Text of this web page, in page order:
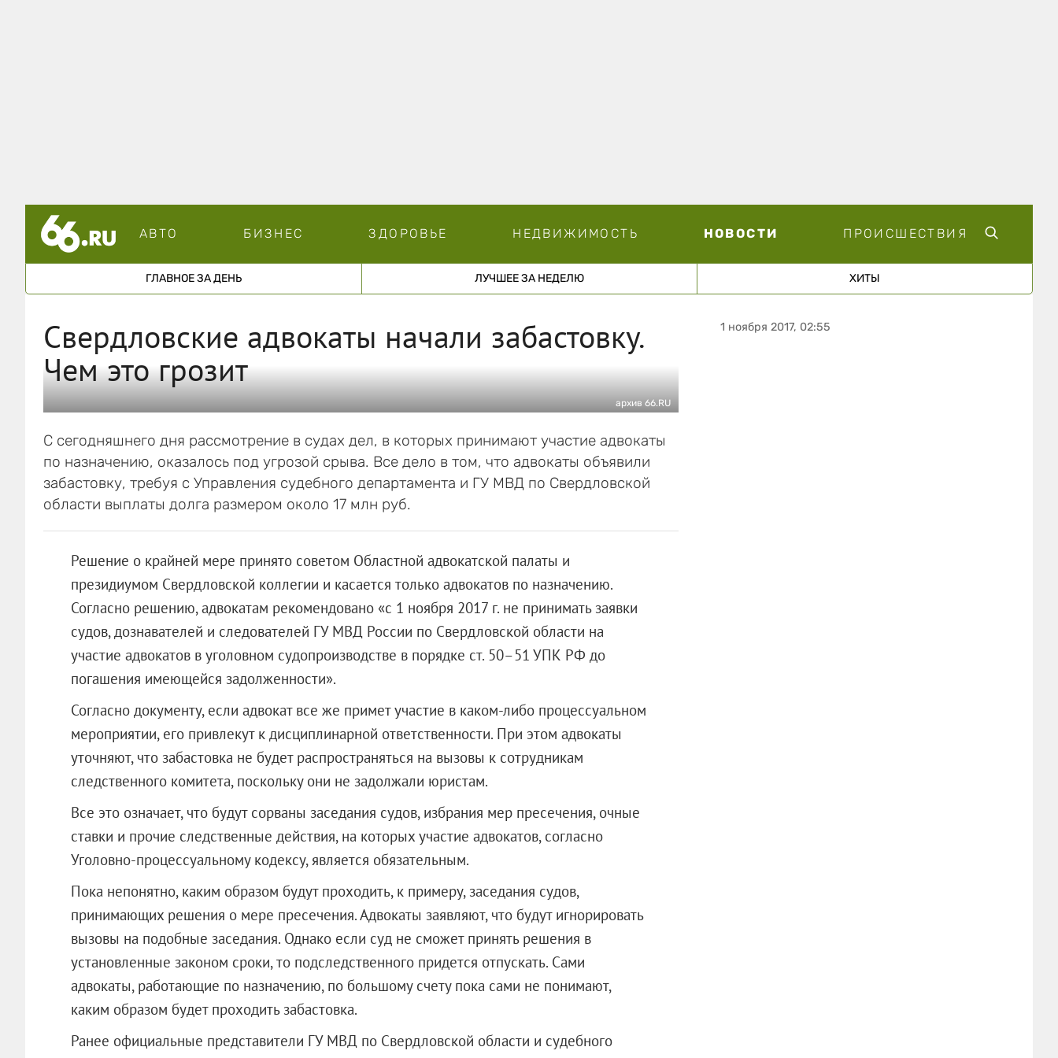
АВТО БИЗНЕС ЗДОРОВЬЕ НЕДВИЖИМОСТЬ НОВОСТИ ПРОИСШЕСТВИЯ
ГЛАВНОЕ ЗА ДЕНЬ ЛУЧШЕЕ ЗА НЕДЕЛЮ ХИТЫ
Свердловские адвокаты начали забастовку.
Чем это грозит
архив 66.RU
С сегодняшнего дня рассмотрение в судах дел, в которых принимают участие адвокаты
по назначению, оказалось под угрозой срыва. Все дело в том, что адвокаты объявили
забастовку, требуя с Управления судебного департамента и ГУ МВД по Свердловской
области выплаты долга размером около 17 млн руб.
Решение о крайней мере принято советом Областной адвокатской палаты и
президиумом Свердловской коллегии и касается только адвокатов по назначению.
Согласно решению, адвокатам рекомендовано «с 1 ноября 2017 г. не принимать заявки
судов, дознавателей и следователей ГУ МВД России по Свердловской области на
участие адвокатов в уголовном судопроизводстве в порядке ст. 50–51 УПК РФ до
погашения имеющейся задолженности».
Согласно документу, если адвокат все же примет участие в каком-либо процессуальном
мероприятии, его привлекут к дисциплинарной ответственности. При этом адвокаты
уточняют, что забастовка не будет распространяться на вызовы к сотрудникам
следственного комитета, поскольку они не задолжали юристам.
Все это означает, что будут сорваны заседания судов, избрания мер пресечения, очные
ставки и прочие следственные действия, на которых участие адвокатов, согласно
Уголовно-процессуальному кодексу, является обязательным.
Пока непонятно, каким образом будут проходить, к примеру, заседания судов,
принимающих решения о мере пресечения. Адвокаты заявляют, что будут игнорировать
вызовы на подобные заседания. Однако если суд не сможет принять решения в
установленные законом сроки, то подследственного придется отпускать. Сами
адвокаты, работающие по назначению, по большому счету пока сами не понимают,
каким образом будет проходить забастовка.
Ранее официальные представители ГУ МВД по Свердловской области и судебного
1 ноября 2017, 02:55